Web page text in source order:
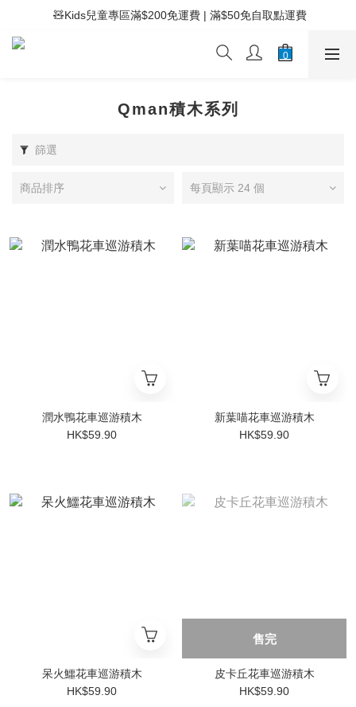
⚡滿$400免運費 | 滿$200免Easy Trade自取點運費
🧸Kids兒童專區滿$200免運費 | 滿$50免自取點運費
⚡滿$400免運費 | 滿$200免Easy Trade自取點運費
Qman積木系列
篩選
商品排序 每頁顯示 24 個
潤水鴨花車巡游積木
HK$59.90
新葉喵花車巡游積木
HK$59.90
呆火鱷花車巡游積木
HK$59.90
售完
皮卡丘花車巡游積木
HK$59.90